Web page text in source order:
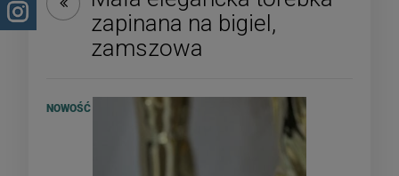
zapinana na bigiel,
zamszowa
NOWOŚĆ